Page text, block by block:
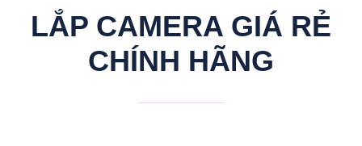
LẮP CAMERA GIÁ RẺ
CHÍNH HÃNG